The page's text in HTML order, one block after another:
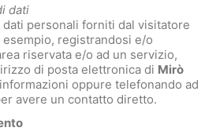
dati
personali forniti dal visitatore
registrandosi e/o
riservata e/o ad un servizio,
di posta elettronica di Mirò
oppure telefonando ad
avere un contatto diretto.